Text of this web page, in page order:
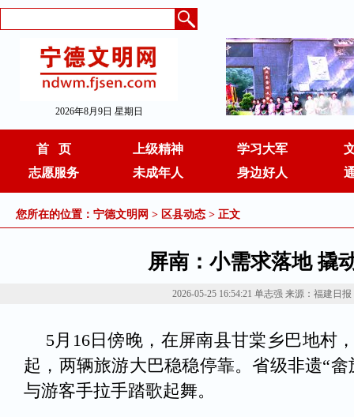
2026年8月9日 星期日
首 页 上级精神
学习大军
志愿服务
未成年人 身边好人
您所在的位置： 宁德文明网 > 区县动态 > 正文
屏南：小需求落地 撬
2026-05-25 16:54:21 单志强 来源：福建日报
5月16日傍晚，在屏南县甘棠乡巴地村
起，两辆旅游大巴稳稳停靠。省级非遗“
与游客手拉手踏歌起舞。